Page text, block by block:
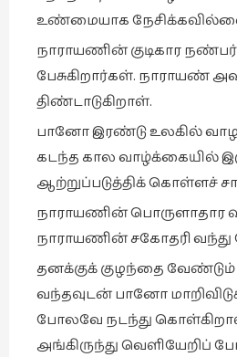
உண்மையாக
நாராயணின் குடிகார
பேசுகிறார்கள்.
திண்டாடுகிறாள்.
பானோ இரண்டு உலகில்
கடந்த கால வாழ்க்கையில்
ஆற்றுப்படுத்திக் கொள்ளச்
நாராயணின் பொருளாதார
நாராயணின் சகோதரி வந்து
தனக்குக் குழந்தை
வந்தவுடன் பானோ
போலவே நடந்து
அங்கிருந்து வெளியேறிப்